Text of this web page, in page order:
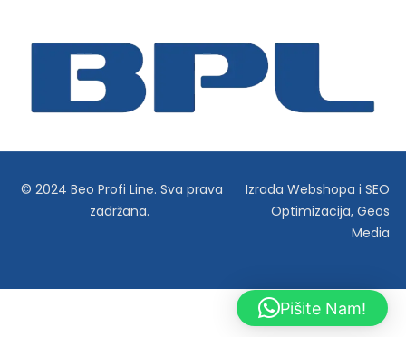
© 2024 Beo Profi Line. Sva prava
zadržana.
Izrada Webshopa iSEO
Optimizacija,Geos
Media
Pišite Nam!